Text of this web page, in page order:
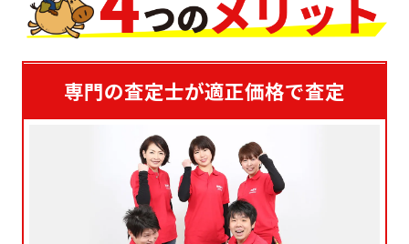
専門の査定士が適正価格で査定